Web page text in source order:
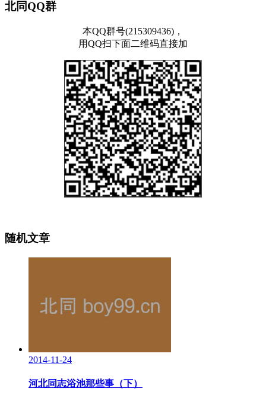
北同QQ群
本QQ群号(215309436)，
用QQ扫下面二维码直接加
随机文章
2014-11-24
河北同志浴池那些事（下）